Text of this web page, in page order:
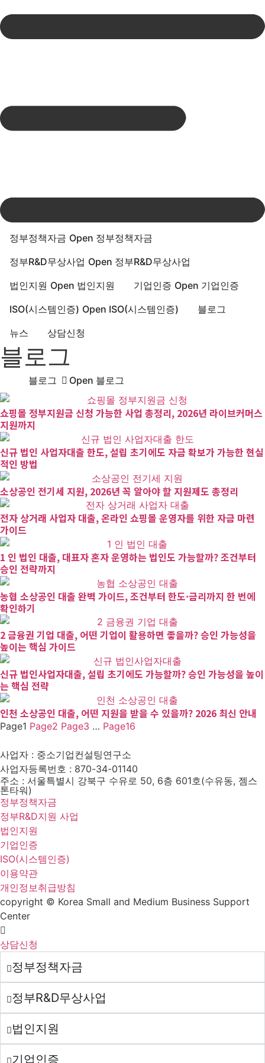
to
content
정부정책자금 Open 정부정책자금
정부R&D무상사업 Open 정부R&D무상사업
법인지원 Open 법인지원 기업인증 Open 기업인증
ISO(시스템인증) Open ISO(시스템인증)
블로그
뉴스
상담신청
블로그
블로그 Open 블로그
쇼핑몰 정부지원금 신청 가능한 사업 총정리, 2026년 라이브커머스
지원까지
신규 법인 사업자대출 한도, 설립 초기에도 자금 확보가 가능한 현실
적인 방법
소상공인 전기세 지원, 2026년 꼭 알아야 할 지원제도 총정리
전자 상거래 사업자 대출, 온라인 쇼핑몰 운영자를 위한 자금 마련
가이드
1 인 법인 대출, 대표자 혼자 운영하는 법인도 가능할까? 조건부터
승인 전략까지
농협 소상공인 대출 완벽 가이드, 조건부터 한도·금리까지 한 번에
확인하기
2 금융권 기업 대출, 어떤 기업이 활용하면 좋을까? 승인 가능성을
높이는 핵심 가이드
신규 법인사업자대출, 설립 초기에도 가능할까? 승인 가능성을 높이
는 핵심 전략
인천 소상공인 대출, 어떤 지원을 받을 수 있을까? 2026 최신 안내
Page1 Page2 Page3 … Page16
사업자 : 중소기업컨설팅연구소
사업자등록번호 : 870-34-01140
주소 : 서울특별시 강북구 수유로 50, 6층 601호(수유동, 젬스
톤타워)
정부정책자금
정부R&D지원 사업
법인지원
기업인증
ISO(시스템인증)
이용약관
개인정보취급방침
copyright © Korea Small and Medium Business Support
Center
상담신청
정부정책자금
정부R&D무상사업
법인지원
기업인증